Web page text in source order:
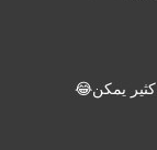
يمكن😂